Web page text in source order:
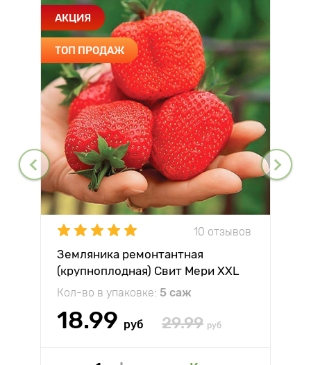
АКЦИЯ
ТОП ПРОДАЖ
10 отзывов
Земляника ремонтантная
(крупноплодная) Свит Мери XXL
Кол-во в упаковке: 5 саж
18.99 руб 29.99 руб